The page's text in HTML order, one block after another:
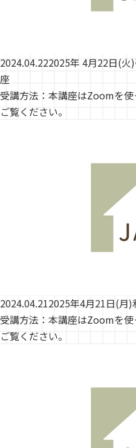
2024.04.222025年 4月22日(火
座
受講方法：本講座はZoomを
ご覧ください。
2024.04.212025年4月21日(月
受講方法：本講座はZoomを
ご覧ください。